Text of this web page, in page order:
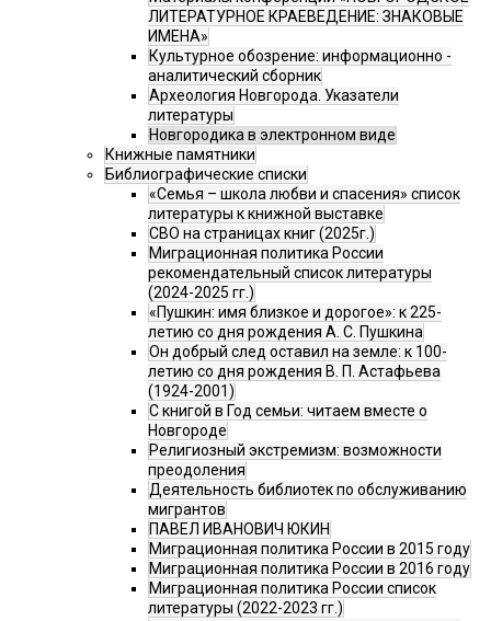
ЛИТЕРАТУРНОЕ КРАЕВЕДЕНИЕ: ЗНАКОВЫЕ
ИМЕНА»
Культурное обозрение: информационно -
аналитический сборник
Археология Новгорода. Указатели
литературы
Новгородика в электронном виде
Книжные памятники
Библиографические списки
«Семья – школа любви и спасения» список
литературы к книжной выставке
СВО на страницах книг (2025г.)
Миграционная политика России
рекомендательный список литературы
(2024-2025 гг.)
«Пушкин: имя близкое и дорогое»: к 225-
летию со дня рождения А. С. Пушкина
Он добрый след оставил на земле: к 100-
летию со дня рождения В. П. Астафьева
(1924-2001)
С книгой в Год семьи: читаем вместе о
Новгороде
Религиозный экстремизм: возможности
преодоления
Деятельность библиотек по обслуживанию
мигрантов
ПАВЕЛ ИВАНОВИЧ ЮКИН
Миграционная политика России в 2015 году
Миграционная политика России в 2016 году
Миграционная политика России список
литературы (2022-2023 гг.)